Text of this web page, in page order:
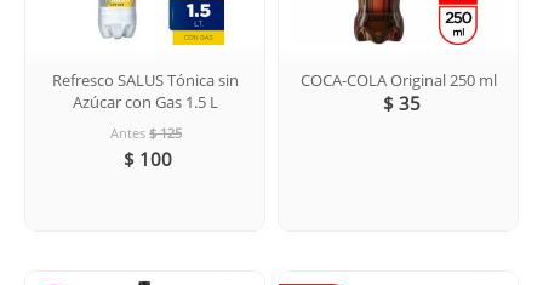
Refresco SALUS Tónica sin
Azúcar con Gas 1.5 L
Antes $ 125
$ 100
COCA-COLA Original 250 ml
$ 35